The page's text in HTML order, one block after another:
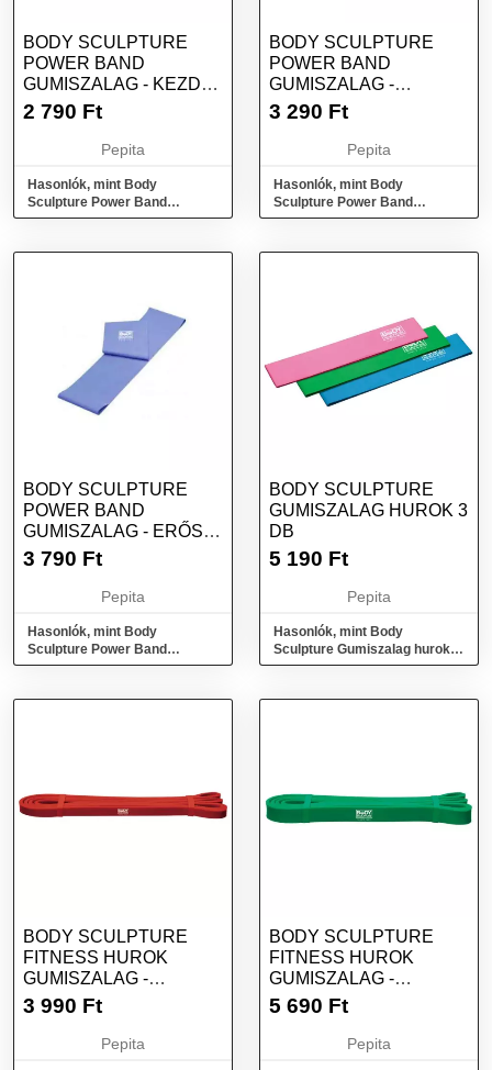
BODY SCULPTURE
POWER BAND
GUMISZALAG - KEZDŐ
- RÓZSASZÍN
2 790 Ft
Pepita
Hasonlók, mint Body
Sculpture Power Band
Gumiszalag - Kezdő -
BODY SCULPTURE
POWER BAND
GUMISZALAG -
KÖZEPES ERŐSSÉGŰ -
3 290 Ft
Pepita
Hasonlók, mint Body
Sculpture Power Band
Gumiszalag - közepes
BODY SCULPTURE
POWER BAND
GUMISZALAG - ERŐS -
KÉK
3 790 Ft
Pepita
Hasonlók, mint Body
Sculpture Power Band
Gumiszalag - Erős - kék
BODY SCULPTURE
GUMISZALAG HUROK 3
DB
5 190 Ft
Pepita
Hasonlók, mint Body
Sculpture Gumiszalag hurok 3
db
BODY SCULPTURE
FITNESS HUROK
GUMISZALAG -
GYENGE - PIROS
3 990 Ft
Pepita
BODY SCULPTURE
FITNESS HUROK
GUMISZALAG -
KÖZEPES ERŐSSÉGŰ -
5 690 Ft
Pepita